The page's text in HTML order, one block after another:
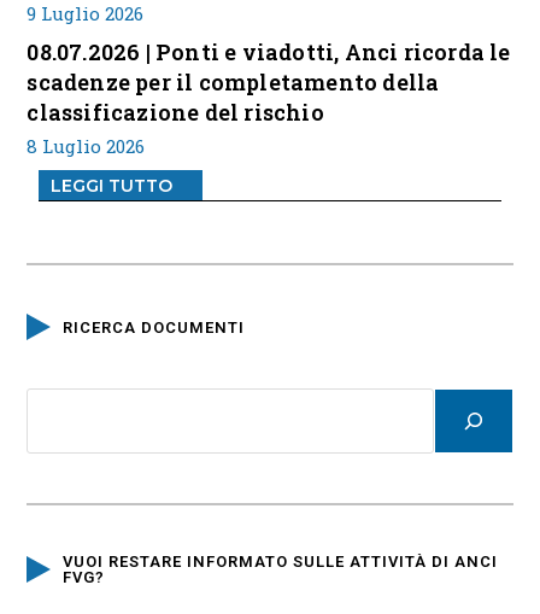
9 Luglio 2026
08.07.2026 | Ponti e viadotti, Anci ricorda le
scadenze per il completamento della
classificazione del rischio
8 Luglio 2026
LEGGI TUTTO
RICERCA DOCUMENTI
VUOI RESTARE INFORMATO SULLE ATTIVITÀ DI ANCI
FVG?